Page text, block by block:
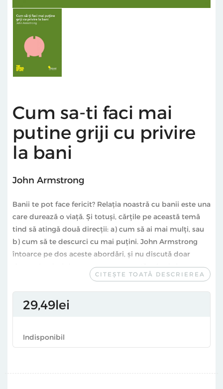
Cum sa-ti faci mai
putine griji cu privire
la bani
John Armstrong
Banii te pot face fericit? Relaţia noastră cu banii este una
care durează o viaţă. Şi totuşi, cărţile pe această temă
tind să atingă două direcţii: a) cum să ai mai mulţi, sau
b) cum să te descurci cu mai puţini. John Armstrong
întoarce pe dos aceste abordări, şi nu discută doar
despre bani, ci despre cum ne raportăm la ei şi
însemnătatea pe care o au pentru noi. Cum reuşesc să
ne motiveze şi să ne sperie, în acelaşi timp? Pot schimba
ei lumea în bine? Şi de câţi bani avem de fapt nevoie?
încuraja să-ţi redefineşti relaţia cu banii şi, în cele din
CITEȘTE TOATĂ DESCRIEREA
2949lei
Indisponibil